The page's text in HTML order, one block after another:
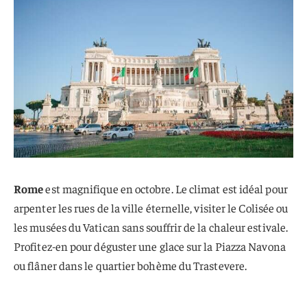
Romeest magnifique en octobre. Le climat est idéal pour
arpenter les rues de la ville éternelle, visiter le Colisée ou
les musées du Vatican sans souffrir de la chaleur estivale.
Profitez-en pour déguster une glace sur la Piazza Navona
ou flâner dans le quartier bohème du Trastevere.